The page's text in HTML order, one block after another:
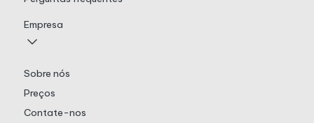
Empresa
Sobre nós
Preços
Contate-nos